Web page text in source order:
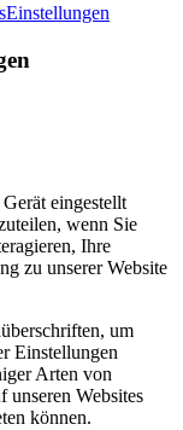
Einstellungen
eingestellt
wenn Sie
Ihre
zu unserer Website
um
Einstellungen
Arten von
Websites
können.